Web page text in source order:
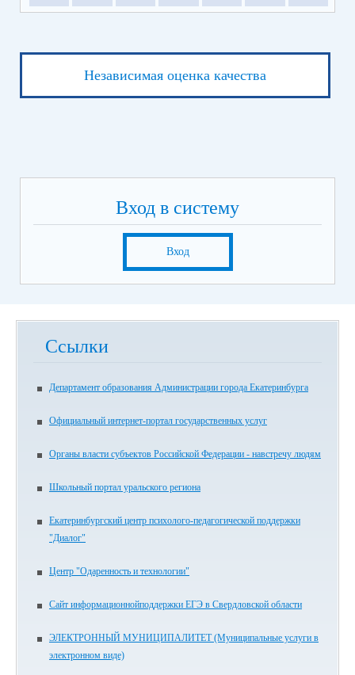
Независимая оценка качества
Вход в систему
Вход
Ссылки
Департамент образования Администрации города Екатеринбурга
Официальный интернет-портал государственных услуг
Органы власти субъектов Российской Федерации - навстречу людям
Школьный портал уральского региона
Екатеринбургский центр психолого-педагогической поддержки
"Диалог"
Центр "Одаренность и технологии"
Сайт информационнойподдержки ЕГЭ в Свердловской области
ЭЛЕКТРОННЫЙ МУНИЦИПАЛИТЕТ (Муниципальные услуги в
электронном виде)